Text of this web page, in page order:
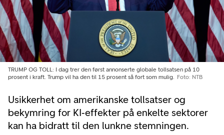
Usikkerhet om amerikanske tollsatser og
bekymring for KI‑effekter på enkelte sektorer
kan ha bidratt til den lunkne stemningen.
TRUMP OG TOLL: I dag trer den først annonserte globale tollsatsen på 10
prosent i kraft. Trump vil ha den til 15 prosent så fort som mulig.
Foto: NTB